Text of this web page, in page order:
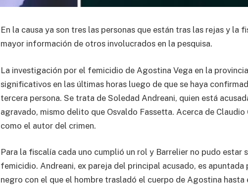
En la causa ya son tres las personas que están tras las rejas y la
mayor información de otros involucrados en la pesquisa.
La investigación por el femicidio de Agostina Vega en la
significativos en las últimas horas luego de que se haya
tercera persona. Se trata de Soledad Andreani, quien está
agravado, mismo delito que Osvaldo Fassetta. Acerca de Claudio
como el autor del crimen.
Para la fiscalía cada uno cumplió un rol y Barrelier no pudo estar
femicidio. Andreani, ex pareja del principal acusado, es
negro con el que el hombre trasladó el cuerpo de Agostina hasta